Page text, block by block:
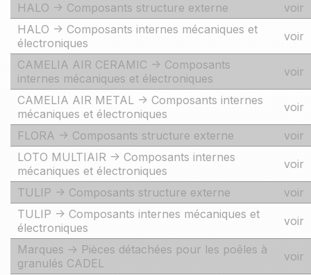
HALO -> Composants structure externe
voir
HALO -> Composants internes mécaniques et
électroniques
voir
CAMELIA AIR CERAMIC -> Composants
internes mécaniques et électroniques
voir
CAMELIA AIR METAL -> Composants internes
mécaniques et électroniques
voir
FLORA -> Composants structure externe
voir
LOTO MULTIAIR -> Composants internes
mécaniques et électroniques
voir
TULIP -> Composants structure externe
voir
TULIP -> Composants internes mécaniques et
électroniques
voir
Marques -> Pièces détachées pour les poêles à
granulés CADEL
voir